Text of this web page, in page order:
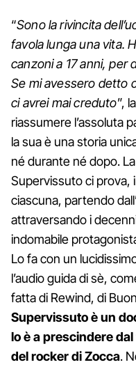
“Sono la rivincita
favola lunga una vita.
canzoni a 17 anni,
Se mi avessero detto
ci avrei mai creduto”,
riassumere l’assoluta
la sua è una storia
né durante né dopo.
Supervissuto ci prova,
ciascuna, partendo
attraversando i
indomabile
Lo fa con un
l’audio guida di sè,
fatta di Rewind, di
Supervissuto è un
lo è a prescindere
del rocker di Zocca.